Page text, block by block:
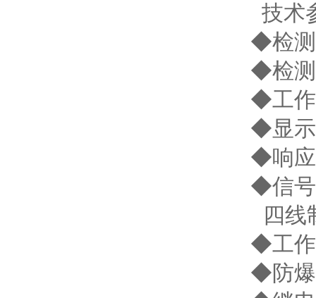
技
◆检
◆检测
◆工作
◆显示
◆响应
◆信号
四线
◆工作
◆防爆